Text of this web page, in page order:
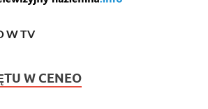
W TV
W CENEO